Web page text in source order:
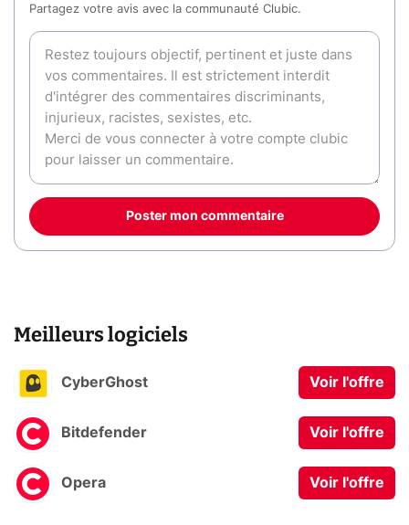
Partagez votre avis avec la communauté Clubic.
Poster mon commentaire
Meilleurs logiciels
CyberGhost Voir l'offre
Bitdefender Voir l'offre
Opera Voir l'offre